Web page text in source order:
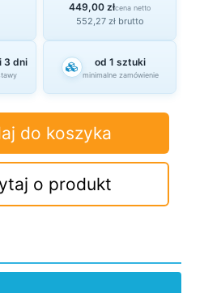
449,00 złcena netto
552,27 zł brutto
3 dni od 1 sztuki
minimalne zamówienie
o produkt
do koszyka